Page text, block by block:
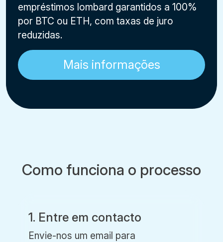
empréstimos lombard garantidos a 100%
por BTC ou ETH, com taxas de juro
reduzidas.
Mais informações
Como funciona o processo
1. Entre em contacto
Envie-nos um email para